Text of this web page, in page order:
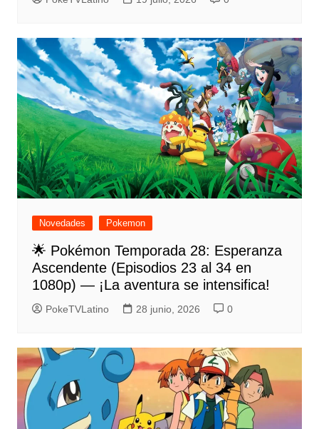
Novedades Pokemon
🌟 Pokémon Temporada 28: Esperanza
Ascendente (Episodios 23 al 34 en
1080p) — ¡La aventura se intensifica!
PokeTVLatino 28 junio, 2026 0